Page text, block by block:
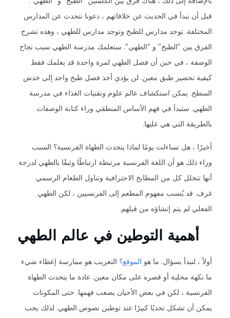
قبل أن نبدأ في الحديث عن خلافاتهم ، دعونا نتحدث عن المدارس
المختلفة. توجد مدارس للطبخ وتوجد مدارس للطهي ، وهذه تشرح
الفرق بين "الطبخ" و "الطهي". ستعلمك مدرسة الطهي سبب نجاح
الوصفة ، في حين أن فصل الطهي لمرة واحدة قد يعلمك فقط
كيفية تحضير طبق معين. لن يؤدي أخذ فصل طبخ واحد إلى خدش
السطح. يمكن استكشاف عالم علوم وتقنيات الغذاء في مدرسة
الطهي. ستبدأ في فهم الأساس المنطقي وراء كتابة الوصفات
بالطريقة التي هي عليها.
أخيرًا ، هل تساءلت يومًا لماذا يتحدث الطهاة الفرنسية؟ السبب
وراء ذلك هو أن اللغة الفرنسية مرتبطة ارتباطًا وثيقًا بالطهي لدرجة
أنها تتخلل كل من المطابخ الاحترافية وتناول الطعام الرسمي
غرف. قد يُنسب مفهوم المطعم إلى الفرنسيين ، لكن الطهي
الفعلي لم يتم إنشاؤه من قبلهم.
أهمية التوطين في عالم الطهي
أولاً ، لنبدأ بسؤال. ما هو الموقع؟ التعريب هو ممارسة إعطاء شيء
ما نكهة محلية أو قصره على مكان معين. عادة ما يتحدث الطهاة
الفرنسية ، لكن في بعض الأحيان يصعب فهمها. حتى المكونات
يمكن أن تشكل تحديًا كبيرًا عند توطين نصوص الطهي. لذلك يجب